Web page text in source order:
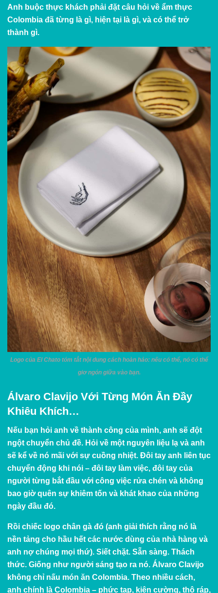
Anh buộc thực khách phải đặt câu hỏi về ẩm thực
Colombia đã từng là gì, hiện tại là gì, và có thể trở
thành gì.
Logo của El Chato tóm tắt nội dung cách hoàn hảo: nếu có thể, nó có thể
giơ ngón giữa vào bạn.
Álvaro Clavijo Với Từng Món Ăn Đầy
Khiêu Khích…
Nếu bạn hỏi anh về thành công của mình, anh sẽ đột
ngột chuyển chủ đề. Hỏi về một nguyên liệu lạ và anh
sẽ kể về nó mãi với sự cuồng nhiệt. Đôi tay anh liên tục
chuyển động khi nói – đôi tay làm việc, đôi tay của
người từng bắt đầu với công việc rửa chén và không
bao giờ quên sự khiêm tốn và khát khao của những
ngày đầu đó.
Rồi chiếc logo chân gà đó (anh giải thích rằng nó là
nền tảng cho hầu hết các nước dùng của nhà hàng và
anh nợ chúng mọi thứ). Siết chặt. Sẵn sàng. Thách
thức. Giống như người sáng tạo ra nó. Álvaro Clavijo
không chỉ nấu món ăn Colombia. Theo nhiều cách,
anh chính là Colombia – phức tạp, kiên cường, thô ráp,